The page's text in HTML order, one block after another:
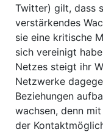
Twitter) gilt, dass
verstärkendes
sie eine kritische
sich vereinigt
Netzes steigt ihr
Netzwerke
Beziehungen
wachsen, denn
der